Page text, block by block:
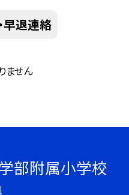
早退連絡
ません
部附属小学校